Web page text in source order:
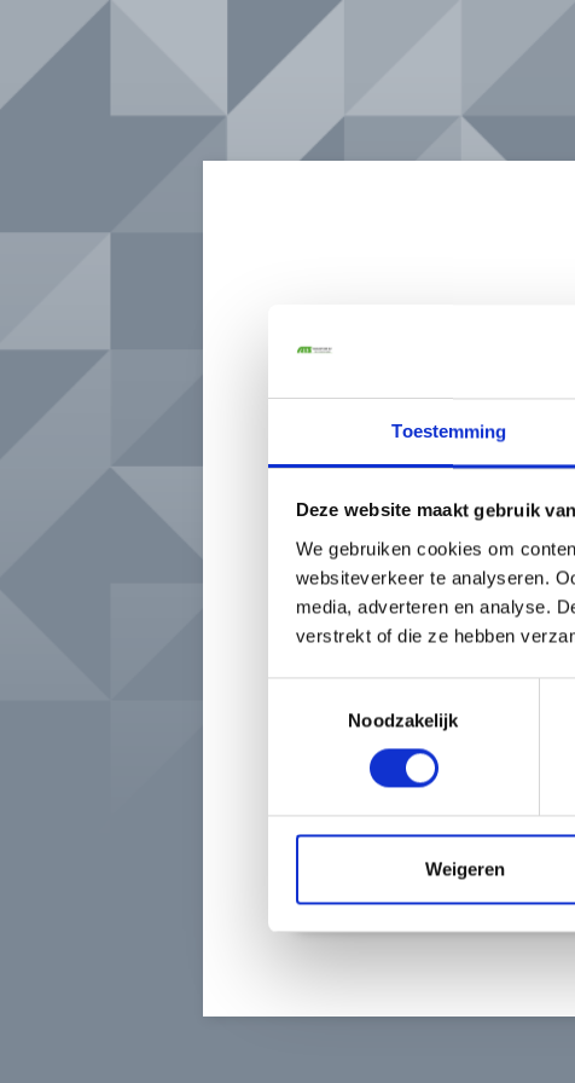
Toestemming
Deze website maakt gebruik
We gebruiken cookies om
websiteverkeer te analyseren.
media, adverteren en analyse.
verstrekt of die ze hebben
Noodzakelijk
Weigeren